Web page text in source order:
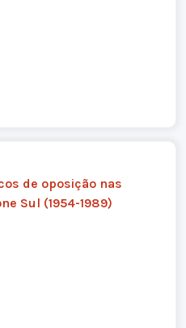
de oposição nas
Sul (1954-1989)